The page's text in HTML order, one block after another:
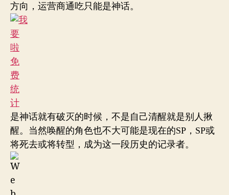
方向，运营商通吃只能是神话。
是神话就有破灭的时候，不是自己清醒就是别人揪
醒。当然唤醒的角色也不大可能是现在的SP，SP或
将死去或将转型，成为这一段历史的记录者。